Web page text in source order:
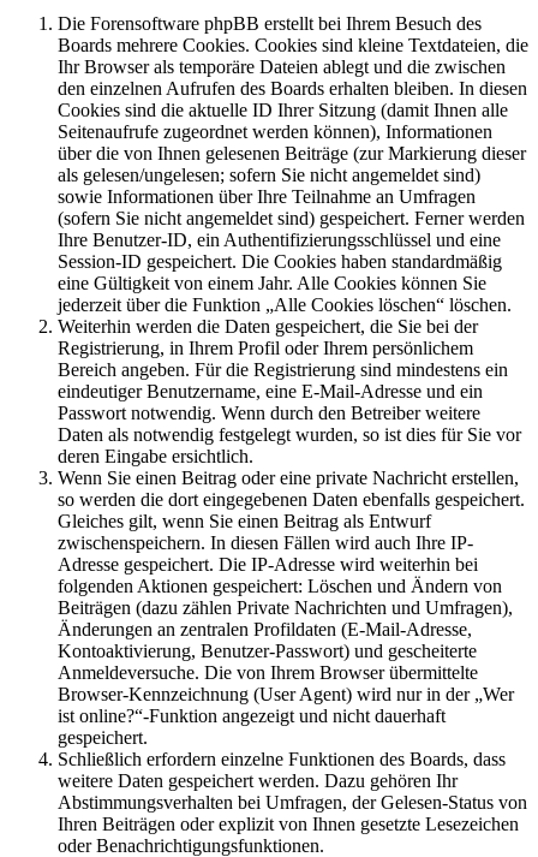
Die Forensoftware phpBB erstellt bei Ihrem Besuch des
Boards mehrere Cookies. Cookies sind kleine Textdateien, die
Ihr Browser als temporäre Dateien ablegt und die zwischen
den einzelnen Aufrufen des Boards erhalten bleiben. In diesen
Cookies sind die aktuelle ID Ihrer Sitzung (damit Ihnen alle
Seitenaufrufe zugeordnet werden können), Informationen
über die von Ihnen gelesenen Beiträge (zur Markierung dieser
als gelesen/ungelesen; sofern Sie nicht angemeldet sind)
sowie Informationen über Ihre Teilnahme an Umfragen
(sofern Sie nicht angemeldet sind) gespeichert. Ferner werden
Ihre Benutzer-ID, ein Authentifizierungsschlüssel und eine
Session-ID gespeichert. Die Cookies haben standardmäßig
eine Gültigkeit von einem Jahr. Alle Cookies können Sie
jederzeit über die Funktion „Alle Cookies löschen“ löschen.
Weiterhin werden die Daten gespeichert, die Sie bei der
Registrierung, in Ihrem Profil oder Ihrem persönlichem
Bereich angeben. Für die Registrierung sind mindestens ein
eindeutiger Benutzername, eine E-Mail-Adresse und ein
Passwort notwendig. Wenn durch den Betreiber weitere
Daten als notwendig festgelegt wurden, so ist dies für Sie vor
deren Eingabe ersichtlich.
Wenn Sie einen Beitrag oder eine private Nachricht erstellen,
so werden die dort eingegebenen Daten ebenfalls gespeichert.
Gleiches gilt, wenn Sie einen Beitrag als Entwurf
zwischenspeichern. In diesen Fällen wird auch Ihre IP-
Adresse gespeichert. Die IP-Adresse wird weiterhin bei
folgenden Aktionen gespeichert: Löschen und Ändern von
Beiträgen (dazu zählen Private Nachrichten und Umfragen),
Änderungen an zentralen Profildaten (E-Mail-Adresse,
Kontoaktivierung, Benutzer-Passwort) und gescheiterte
Anmeldeversuche. Die von Ihrem Browser übermittelte
Browser-Kennzeichnung (User Agent) wird nur in der „Wer
ist online?“-Funktion angezeigt und nicht dauerhaft
gespeichert.
Schließlich erfordern einzelne Funktionen des Boards, dass
weitere Daten gespeichert werden. Dazu gehören Ihr
Abstimmungsverhalten bei Umfragen, der Gelesen-Status von
Ihren Beiträgen oder explizit von Ihnen gesetzte Lesezeichen
oder Benachrichtigungsfunktionen.